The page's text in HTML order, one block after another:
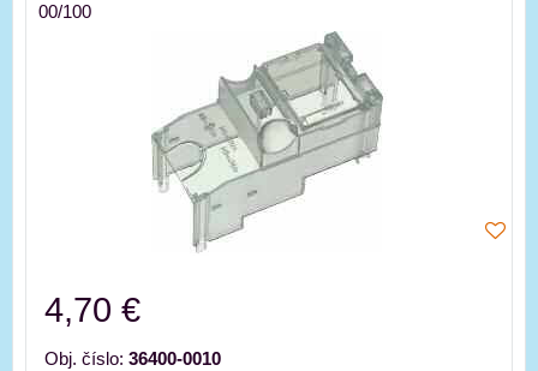
00/100
4,70 €
Obj. číslo: 36400-0010